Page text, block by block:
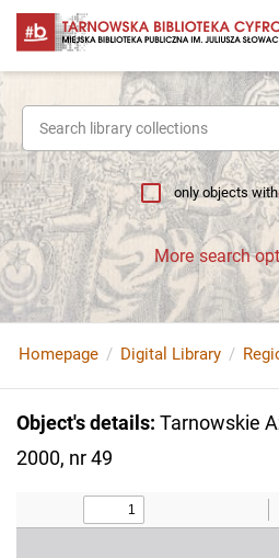
only objects with
More search
Homepage Digital Library
Object's details: Tarnowskie
2000, nr 49